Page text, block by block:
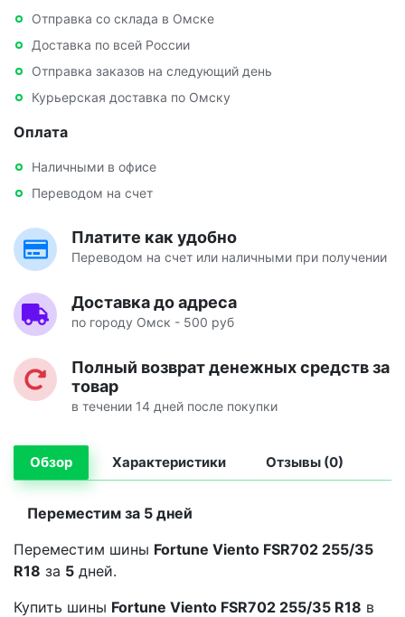
Отправка со склада в Омске
Доставка по всей России
Отправка заказов на следующий день
Курьерская доставка по Омску
Оплата
Наличными в офисе
Переводом на счет
Платите как удобно
Переводом на счет или наличными при получении
Доставка до адреса
по городу Омск - 500 руб
Полный возврат денежных средств за
товар
в течении 14 дней после покупки
Обзор Характеристики Отзывы (0)
Переместим за 5 дней
Переместим шины Fortune Viento FSR702 255/35
R18 за 5 дней.
Купить шины Fortune Viento FSR702 255/35 R18 в